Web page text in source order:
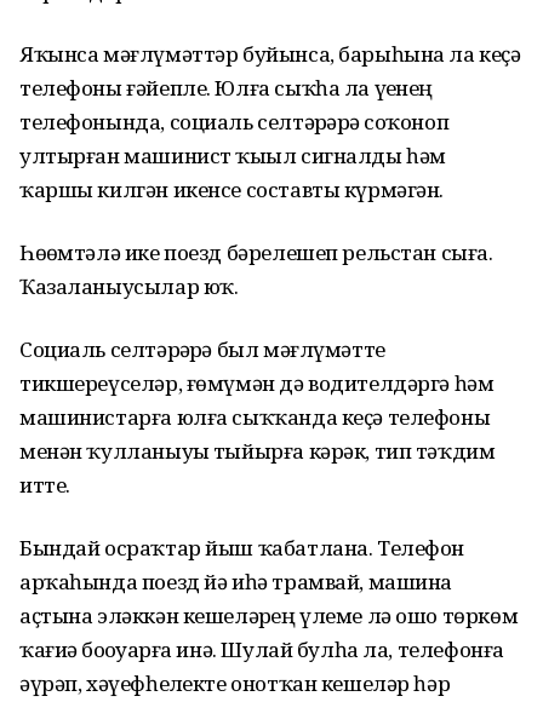
Яҡынса мәғлүмәттәр буйынса, барыһына ла кеҫә
телефоны ғәйепле. Юлға сыҡһа ла үҙенең
телефонында, социаль селтәрҙәрҙә соҡоноп
ултырған машинист ҡыҙыл сигналды һәм
ҡаршы килгән икенсе составты күрмәгән.
Һөҙөмтәлә ике поезд бәрелешеп рельстан сыға.
Ҡазаланыусылар юҡ.
Социаль селтәрҙәрҙә был мәғлүмәтте
тикшереүселәр, ғөмүмән дә водителдәргә һәм
машинистарға юлға сыҡҡанда кеҫә телефоны
менән ҡулланыуҙы тыйырға кәрәк, тип тәҡдим
итте.
Бындай осраҡтар йыш ҡабатлана. Телефон
арҡаһында поезд йә иһә трамвай, машина
аҫтына эләккән кешеләрҙең үлеме лә ошо төркөм
ҡағиҙә боҙоуҙарға инә. Шулай булһа ла, телефонға
әүрәп, хәүефһеҙлекте онотҡан кешеләр һәр